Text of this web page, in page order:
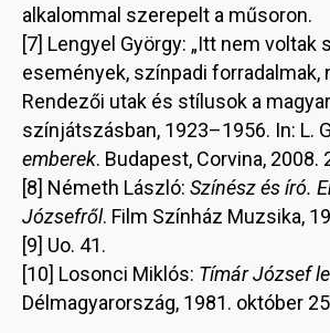
alkalommal szerepelt a műsoron.
[7] Lengyel György: „Itt nem voltak
események, színpadi forradalmak,
Rendezői utak és stílusok a magyar
színjátszásban, 1923–1956. In: L.
emberek. Budapest, Corvina, 2008.
[8] Németh László: Színész és író.
Józsefről. Film Színház Muzsika,
[9] Uo. 41.
[10] Losonci Miklós: Tímár József
Délmagyarország, 1981. október